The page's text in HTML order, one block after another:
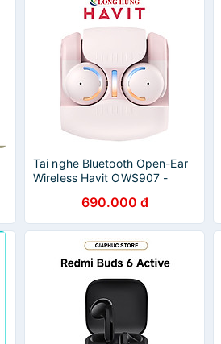
Tai nghe Bluetooth Open-Ear
Wireless Havit OWS907 -
690.000 đ